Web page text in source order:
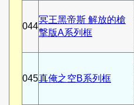
044
冥王黑帝斯 解放的槍
撃版A系列框
045真俺之空B系列框